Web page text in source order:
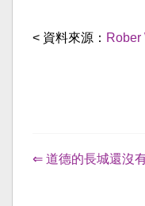
< 資料來源： Rober
⇐ 道德的長城還沒